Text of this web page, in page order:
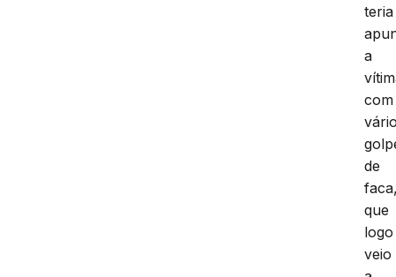
teria
a
com
de
que
logo
veio